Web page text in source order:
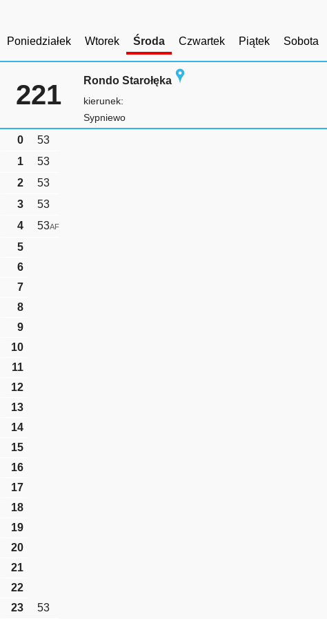
Poniedziałek Wtorek Środa Czwartek Piątek Sobota
221 Rondo Starołęka
kierunek:
Sypniewo
0
53
1
53
2
53
3
53
4
53AF
5
6
7
8
9
10
11
12
13
14
15
16
17
18
19
20
21
22
23
53